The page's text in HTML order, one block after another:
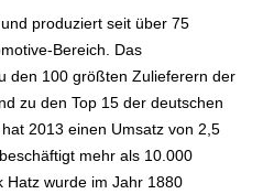
produziert seit über 75
Bereich. Das
den 100 größten Zulieferern der
zu den Top 15 der deutschen
2013 einen Umsatz von 2,5
mehr als 10.000
Hatz wurde im Jahr 1880